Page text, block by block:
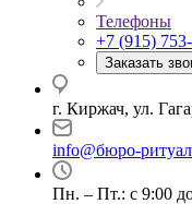
Телефоны
+7 (915)
Заказать
г. Киржач, ул.
info@бюро-
Пн. – Пт.: с 9:00